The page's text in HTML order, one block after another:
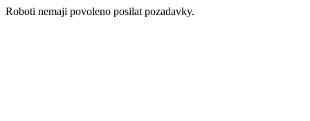
Roboti nemaji povoleno posilat pozadavky.